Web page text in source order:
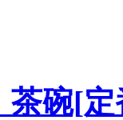
茶碗[